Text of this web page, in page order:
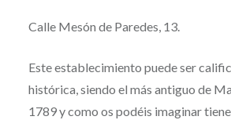
Calle Mesón de Paredes, 13.
Este establecimiento puede ser
histórica, siendo el más antiguo de
1789 y como os podéis imaginar